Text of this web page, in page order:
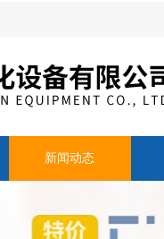
新闻动态